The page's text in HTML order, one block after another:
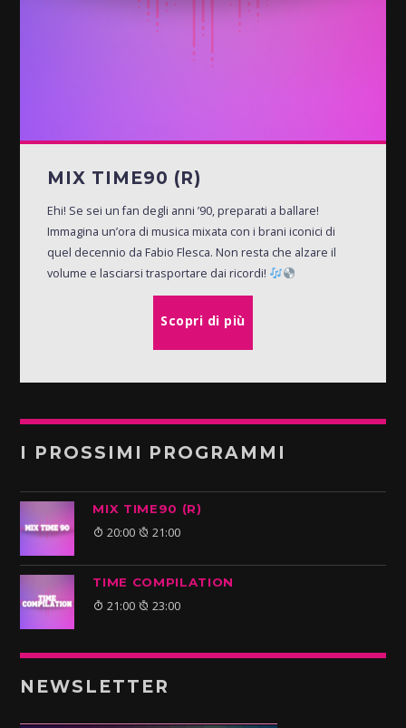
MIX TIME90 (R)
Ehi! Se sei un fan degli anni ’90, preparati a ballare!
Immagina un’ora di musica mixata con i brani iconici di
quel decennio da Fabio Flesca. Non resta che alzare il
volume e lasciarsi trasportare dai ricordi!
Scopri di più
I PROSSIMI PROGRAMMI
MIX TIME90 (R)
20:00 21:00
TIME COMPILATION
21:00 23:00
NEWSLETTER